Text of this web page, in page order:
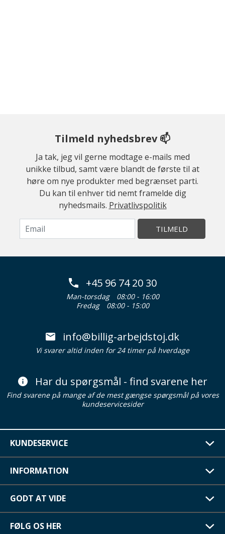
Tilmeld nyhedsbrev 📫
Ja tak, jeg vil gerne modtage e-mails med
unikke tilbud, samt være blandt de første til at
høre om nye produkter med begrænset parti.
Du kan til enhver tid nemt framelde dig
nyhedsmails. Privatlivspolitik
TILMELD
+45 96 74 20 30
Man-torsdag
08:00 - 16:00
Fredag
08:00 - 15:00
info@billig-arbejdstoj.dk
Vi svarer altid inden for 24 timer på hverdage
Har du spørgsmål - find svarene her
Find svarene på mange af de mest gængse spørgsmål på vores
kundeservicesider
KUNDESERVICE
INFORMATION
GODT AT VIDE
FØLG OS HER